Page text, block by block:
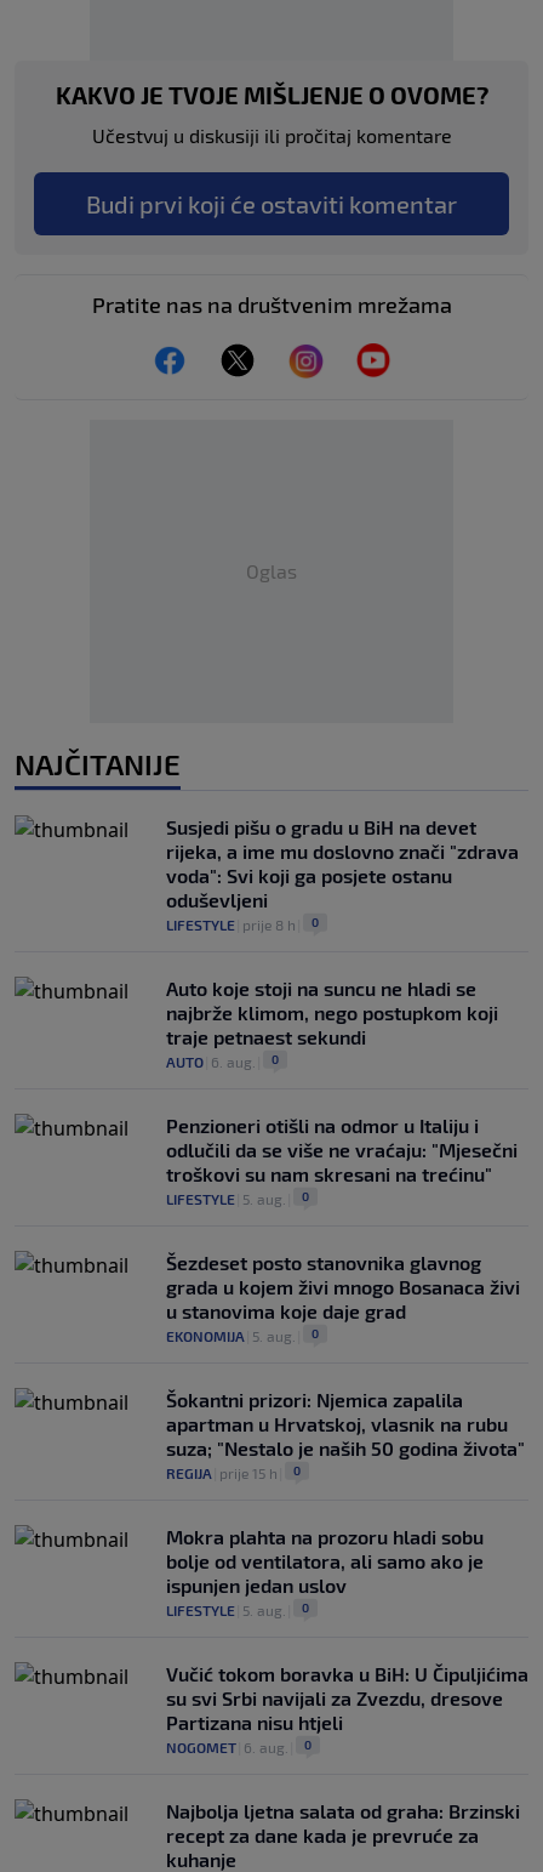
KAKVO JE TVOJE MIŠLJENJE O OVOME?
Učestvuj u diskusiji ili pročitaj komentare
Budi prvi koji će ostaviti komentar
Pratite nas na društvenim mrežama
Oglas
NAJČITANIJE
Susjedi pišu o gradu u BiH na devet
rijeka, a ime mu doslovno znači "zdrava
voda": Svi koji ga posjete ostanu
oduševljeni
LIFESTYLE prije 8 h 0
Auto koje stoji na suncu ne hladi se
najbrže klimom, nego postupkom koji
traje petnaest sekundi
AUTO 6. aug. 0
Penzioneri otišli na odmor u Italiju i
odlučili da se više ne vraćaju: "Mjesečni
troškovi su nam skresani na trećinu"
LIFESTYLE 5. aug. 0
Šezdeset posto stanovnika glavnog
grada u kojem živi mnogo Bosanaca živi
u stanovima koje daje grad
EKONOMIJA 5. aug. 0
Šokantni prizori: Njemica zapalila
apartman u Hrvatskoj, vlasnik na rubu
suza; "Nestalo je naših 50 godina života"
REGIJA prije 15 h 0
Mokra plahta na prozoru hladi sobu
bolje od ventilatora, ali samo ako je
ispunjen jedan uslov
LIFESTYLE 5. aug. 0
Vučić tokom boravka u BiH: U Čipuljićima
su svi Srbi navijali za Zvezdu, dresove
Partizana nisu htjeli
NOGOMET 6. aug. 0
Najbolja ljetna salata od graha: Brzinski
recept za dane kada je prevruće za
kuhanje